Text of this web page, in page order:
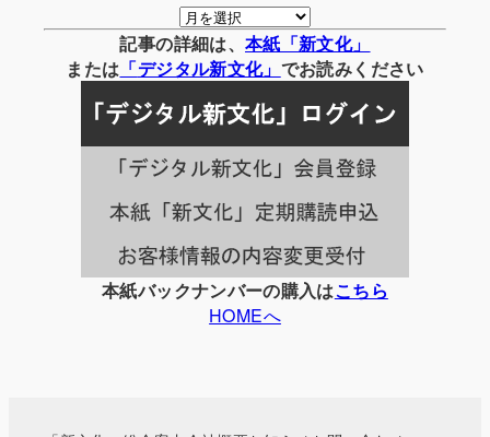
月
別
の
事
一
覧
記事の詳細は、 本紙「新文化」
または 「デジタル新文化」 でお読みください
本紙バックナンバーの購入はこちら
HOMEへ